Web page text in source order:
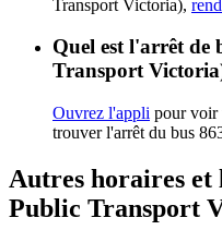
Transport Victoria),
Quel est l'arrêt de
Transport
Ouvrez l'appli pour voir
trouver l'arrêt du bus
Autres horaires et
Public Transport